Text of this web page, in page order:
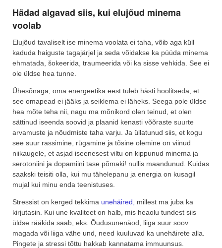
Hädad algavad siis, kui elujõud minema
voolab
Elujõud tavaliselt ise minema voolata ei taha, võib aga küll
kaduda haiguste tagajärjel ja seda võidakse ka püüda minema
ehmatada, šokeerida, traumeerida või ka sisse vehkida. See ei
ole üldse hea tunne.
Ühesõnaga, oma energeetika eest tuleb hästi hoolitseda, et
see omapead ei jääks ja seiklema ei läheks. Seega pole üldse
hea mõte teha nii, nagu ma mõnikord olen teinud, et olen
sättinud iseenda soovid ja plaanid kenasti võõraste suurte
arvamuste ja nõudmiste taha varju. Ja üllatunud siis, et kogu
see suur rassimine, rügamine ja tõsine olemine on viinud
niikaugele, et asjad iseenesest viltu on kippunud minema ja
serotoniini ja dopamiini tase põmaki! nullis maandunud. Kuidas
saakski teisiti olla, kui mu tähelepanu ja energia on kusagil
mujal kui minu enda teenistuses.
Stressist on kerged tekkima unehäired,
millest ma juba ka
kirjutasin. Kui une kvaliteet on halb, mis heaolu tundest siis
üldse rääkida saab, eks. Õudusunenäod, liiga suur soov
magada või liiga vähe und, need kuuluvad ka unehäirete alla.
Pingete ja stressi tõttu hakkab kannatama immuunsus.